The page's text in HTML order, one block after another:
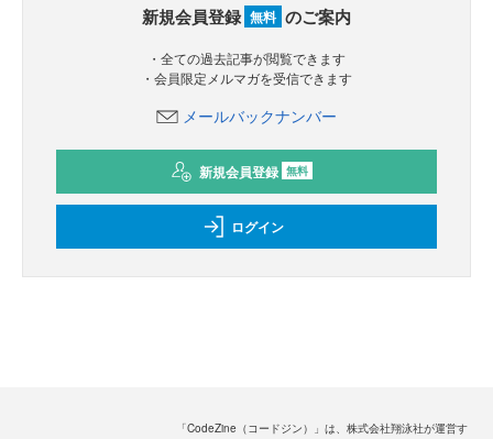
新規会員登録 無料 のご案内
・全ての過去記事が閲覧できます
・会員限定メルマガを受信できます
メールバックナンバー
新規会員登録 無料
ログイン
「CodeZine（コードジン）」は、株式会社翔泳社が運営す